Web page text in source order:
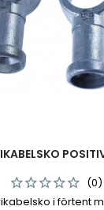
(0)
i förtent